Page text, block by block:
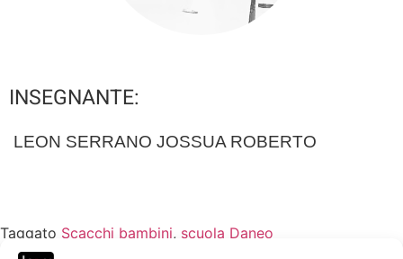
INSEGNANTE:
LEON SERRANO JOSSUA ROBERTO
Taggato Scacchi bambini, scuola Daneo